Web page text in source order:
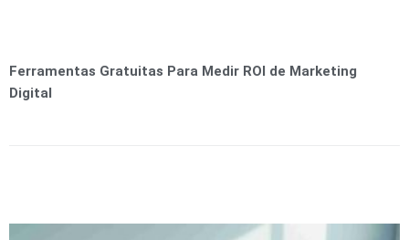
Ferramentas Gratuitas Para Medir ROI de Marketing
Digital